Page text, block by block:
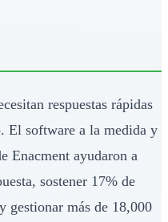
respuestas rápidas
El software a la medida y
Enacment ayudaron a
sostener 17% de
gestionar más de 18,000